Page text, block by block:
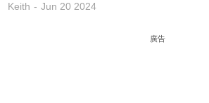
Keith Jun 20 2024
廣告